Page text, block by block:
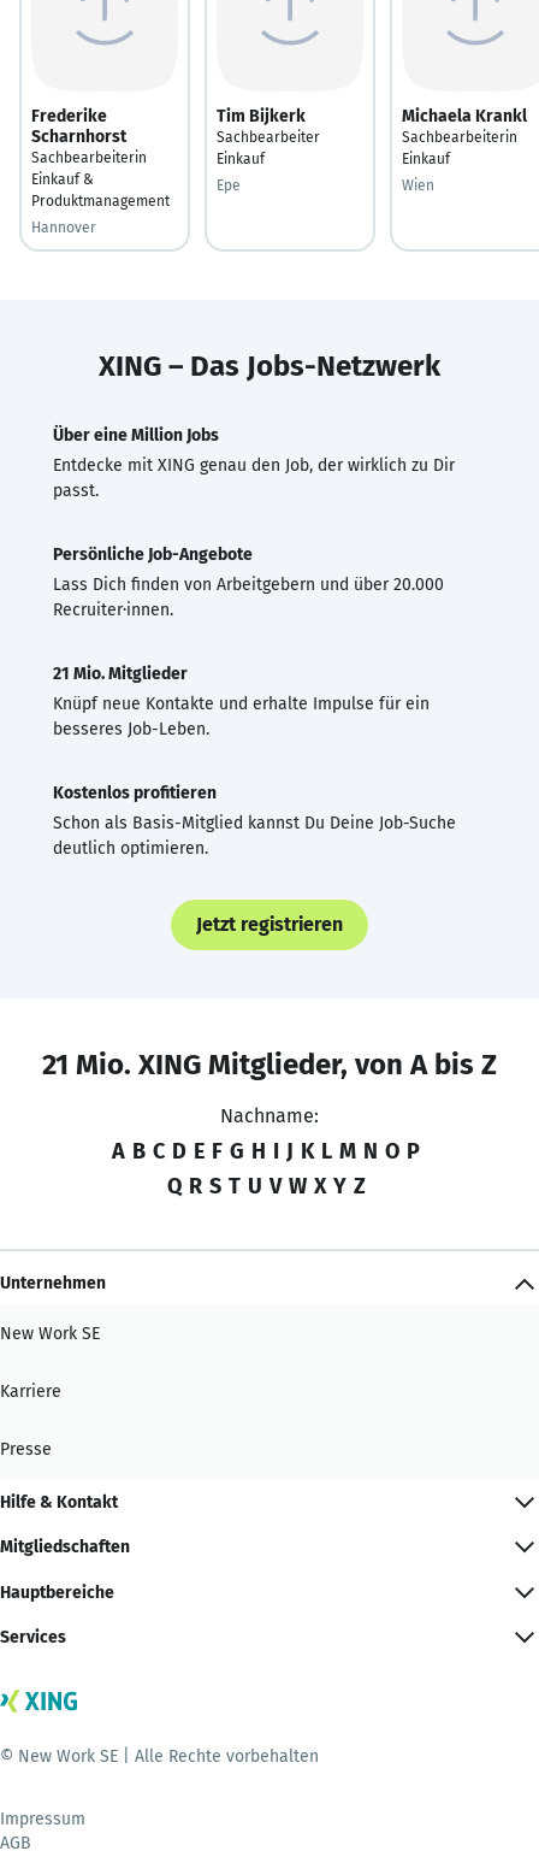
Frederike
Scharnhorst
Sachbearbeiterin
Einkauf &
Produktmanagement
Hannover
Tim Bijkerk
Sachbearbeiter
Einkauf
Epe
Michaela Krankl
Sachbearbeiterin
Einkauf
Wien
XING – Das Jobs-Netzwerk
Über eine Million Jobs
Entdecke mit XING genau den Job, der wirklich zu Dir
passt.
Persönliche Job-Angebote
Lass Dich finden von Arbeitgebern und über 20.000
Recruiter·innen.
21 Mio. Mitglieder
Knüpf neue Kontakte und erhalte Impulse für ein
besseres Job-Leben.
Kostenlos profitieren
Schon als Basis-Mitglied kannst Du Deine Job-Suche
deutlich optimieren.
Jetzt registrieren
21 Mio. XING Mitglieder, von A bis Z
Nachname:
A B C D E F G H I J K L M N O P
Q R S T U V W X Y Z
Unternehmen
New Work SE
Karriere
Presse
Hilfe & Kontakt
Mitgliedschaften
Hauptbereiche
Services
© New Work SE | Alle Rechte vorbehalten
Impressum
AGB